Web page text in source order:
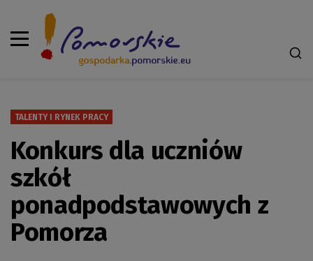
TALENTY I RYNEK PRACY
Konkurs dla uczniów
szkół
ponadpodstawowych z
Pomorza